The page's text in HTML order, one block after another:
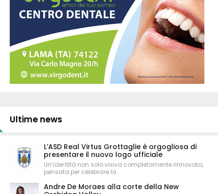
Ultime news
L’ASD Real Virtus Grottaglie è orgogliosa di
presentare il nuovo logo ufficiale
Un’identità non solo visiva completamente rinnovata,
pensata per celebrare la...
Andre De Moraes alla corte della New